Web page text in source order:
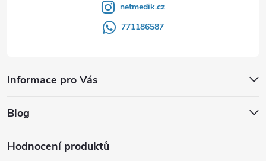
Informace pro Vás
netmedik.cz
771186587
Blog
Hodnocení produktů